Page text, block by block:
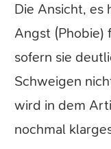
Die Ansicht, es
Angst (Phobie)
sofern sie
Schweigen
wird in dem
nochmal